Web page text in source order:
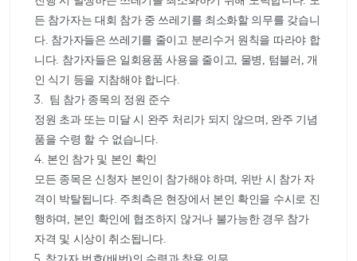
든 참가자는 대회 참가 중 쓰레기를 최소화할 의무를 갖습니
다. 참가자들은 쓰레기를 줄이고 분리수거 원칙을 따라야 합
니다. 참가자들은 일회용품 사용을 줄이고, 물병, 텀블러, 개
인 식기 등을 지참해야 합니다.
3.  팀 참가 종목의 정원 준수
정원 초과 또는 미달 시 완주 처리가 되지 않으며, 완주 기념
품을 수령 할 수 없습니다.
4. 본인 참가 및 본인 확인
모든 종목은 신청자 본인이 참가해야 하며, 위반 시 참가 자
격이 박탈됩니다. 주최측은 현장에서 본인 확인을 수시로 진
행하며, 본인 확인에 협조하지 않거나 불가능한 경우 참가
자격 및 시상이 취소됩니다.